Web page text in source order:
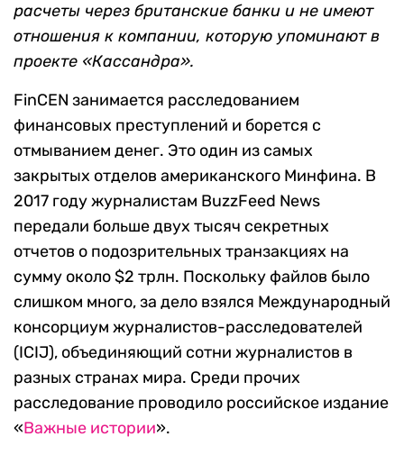
расчеты через британские банки и не имеют
отношения к компании, которую упоминают в
проекте «Кассандра».
FinCEN занимается расследованием
финансовых преступлений и борется с
отмыванием денег. Это один из самых
закрытых отделов американского Минфина. В
2017 году журналистам BuzzFeed News
передали больше двух тысяч секретных
отчетов о подозрительных транзакциях на
сумму около $2 трлн. Поскольку файлов было
слишком много, за дело взялся Международный
консорциум журналистов-расследователей
(ICIJ), объединяющий сотни журналистов в
разных странах мира. Среди прочих
расследование проводило российское издание
«Важные истории».